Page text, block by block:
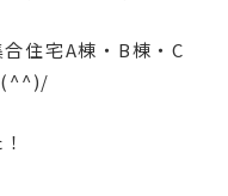
住宅A棟・B棟・C
(^^)/